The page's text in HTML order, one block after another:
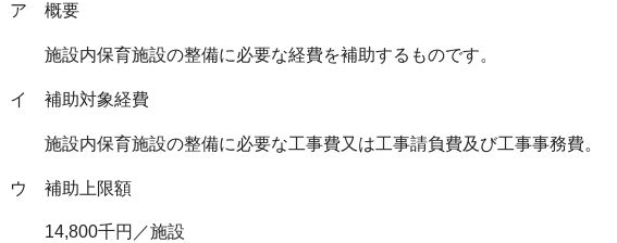
ア 概要
施設内保育施設の整備に必要な経費を補助するものです。
イ 補助対象経費
施設内保育施設の整備に必要な工事費又は工事請負費及び工事事務費。
ウ 補助上限額
14,800千円／施設